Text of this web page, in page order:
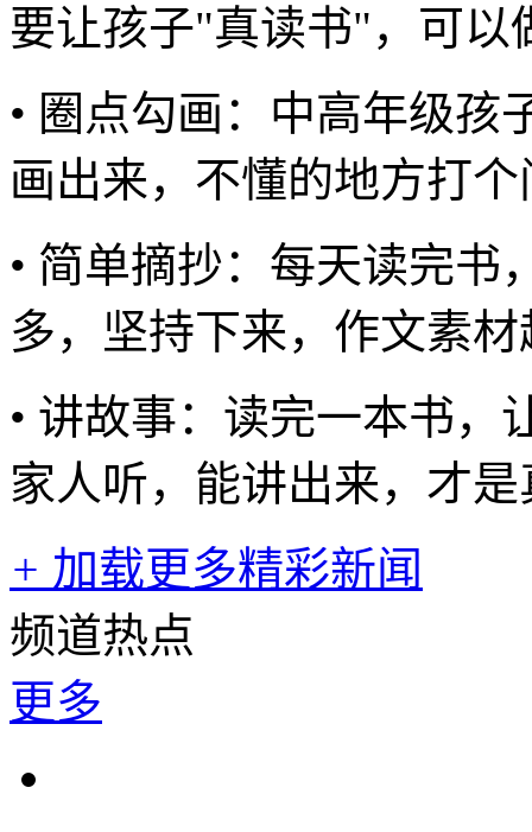
要让孩子"真读书"，可以
• 圈点勾画：中高年级孩
画出来，不懂的地方打
• 简单摘抄：每天读完书
多，坚持下来，作文素
• 讲故事：读完一本书，
家人听，能讲出来，才
+ 加载更多精彩新闻
频道热点
更多